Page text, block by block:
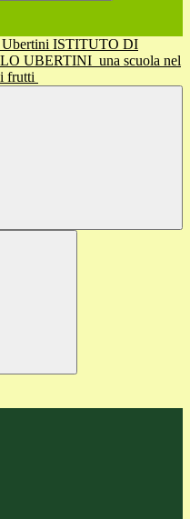
ISTITUTO DI
UBERTINI una scuola nel
frutti